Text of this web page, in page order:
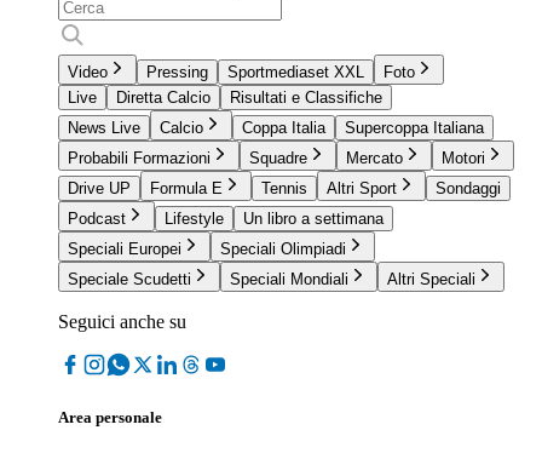
Video Pressing Sportmediaset XXL
Foto
Live
Diretta Calcio
Risultati e Classifiche
News Live
Calcio Coppa Italia
Supercoppa Italiana
Probabili Formazioni
Squadre Mercato
Motori
Drive UP
Formula E Tennis Altri Sport
Sondaggi
Podcast
Lifestyle
Un libro a settimana
Speciali Europei
Speciali Olimpiadi
Speciale Scudetti
Speciali Mondiali Altri Speciali
Seguici anche su
Area personale